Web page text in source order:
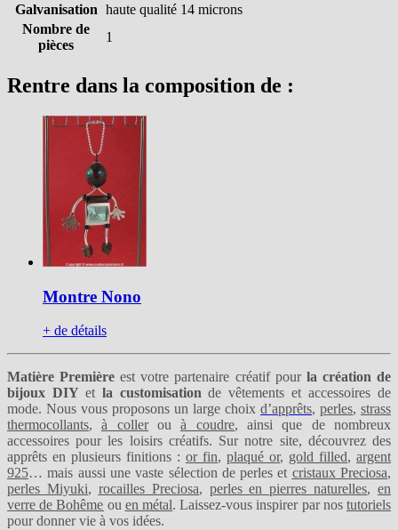
Galvanisation haute qualité 14 microns
Nombre de
pièces
1
Rentre dans la composition de :
Montre Nono
+ de détails
Matière Première est votre partenaire créatif pourla création de
bijoux DIY etla customisation de vêtements et accessoires de
mode. Nous vous proposons un large choix d’apprêts, perles, strass
thermocollants,à collerouà coudre, ainsi que de nombreux
accessoires pour les loisirs créatifs. Sur notre site, découvrez des
apprêts en plusieurs finitions : or fin, plaqué or, gold filled, argent
925… mais aussi une vaste sélection de perles et cristaux Preciosa,
perles Miyuki, rocailles Preciosa, perles en pierres naturelles, en
verre de Bohême ou en métal. Laissez-vous inspirer par nostutoriels
pour donner vie à vos idées.